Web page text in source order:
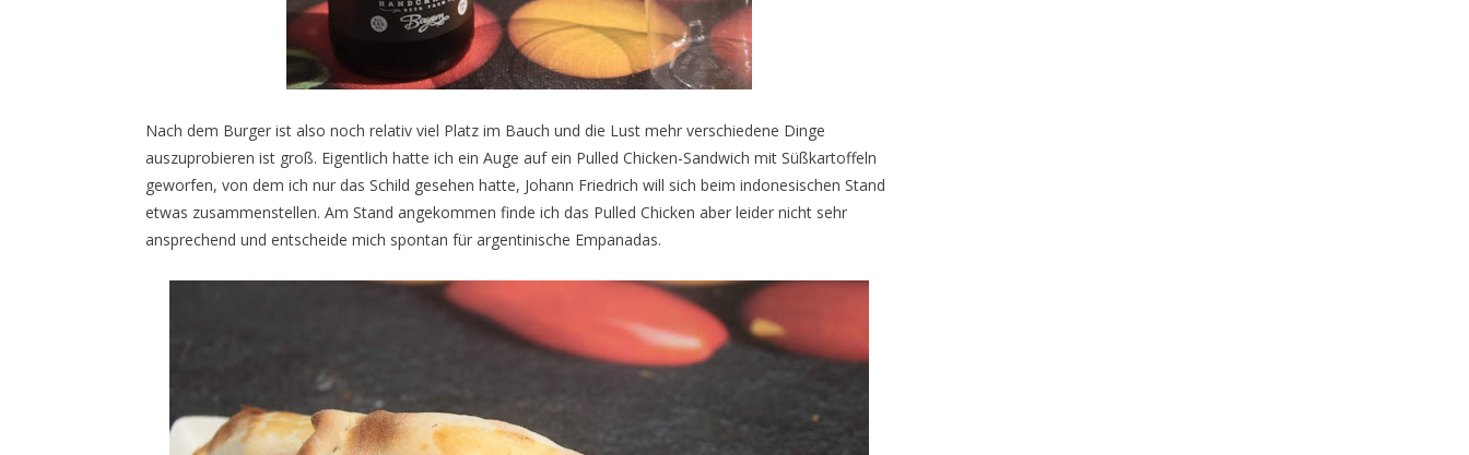
Nach dem Burger ist also noch relativ viel Platz im Bauch und die Lust mehr verschiedene Dinge
auszuprobieren ist groß. Eigentlich hatte ich ein Auge auf ein Pulled Chicken-Sandwich mit Süßkartoffeln
geworfen, von dem ich nur das Schild gesehen hatte, Johann Friedrich will sich beim indonesischen Stand
etwas zusammenstellen. Am Stand angekommen finde ich das Pulled Chicken aber leider nicht sehr
ansprechend und entscheide mich spontan für argentinische Empanadas.